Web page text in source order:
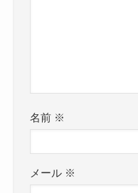
名前 ※
メール ※